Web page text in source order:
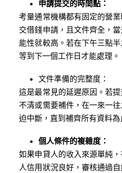
申請提交的時間點：
考量通常機構都有固定的營
交借錢申請，且文件齊全，
能性就較高。若在下午三點
等到下一個工作日才能處理。
文件準備的完整度：
這是最常見的延遲原因。若
不清或需要補件，在一來一
迫中斷，直到補齊所有資料為
個人條件的複雜度：
如果申貸人的收入來源單純
人信用狀況良好，審核通過